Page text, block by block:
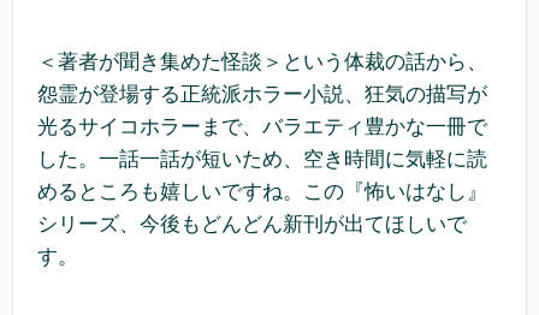
＜著者が聞き集めた怪談＞という体裁の話から、
怨霊が登場する正統派ホラー小説、狂気の描写が
光るサイコホラーまで、バラエティ豊かな一冊で
した。一話一話が短いため、空き時間に気軽に読
めるところも嬉しいですね。この『怖いはなし』
シリーズ、今後もどんどん新刊が出てほしいで
す。